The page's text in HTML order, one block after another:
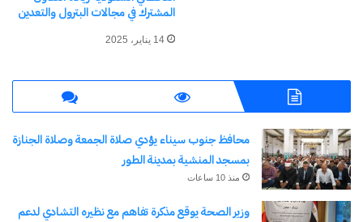
المشترك في مجالات البترول والتعدين
14 يناير، 2025
محافظ جنوب سيناء يؤدي صلاة الجمعة وصلاة الجنازة
بمسجد المنشية بمدينة الطور
منذ 10 ساعات
وزير الصحة يوقع مذكرة تفاهم مع نظيره التشادي لدعم